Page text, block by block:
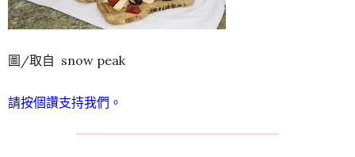
圖/取自 snow peak
請按個讚支持我們。